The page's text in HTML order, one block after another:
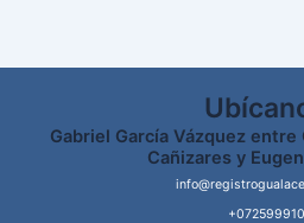
Gabriel García Vázquez
Cañizares y
+072599910